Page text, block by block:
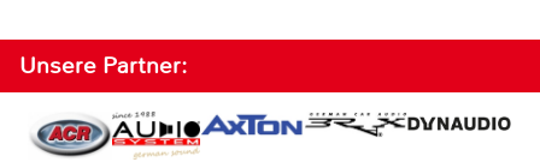
Unsere Partner: